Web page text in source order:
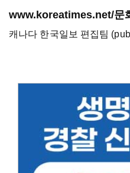
www.koreatimes.net/문
캐나다 한국일보 편집팀